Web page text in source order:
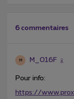
6 commentaires
M M_016F
Pour info:
https://